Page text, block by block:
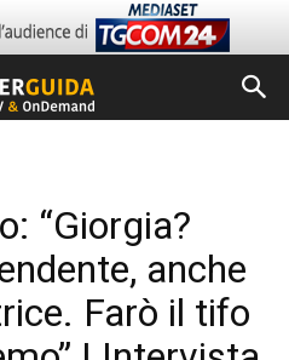
“Giorgia?
anche
Farò il tifo